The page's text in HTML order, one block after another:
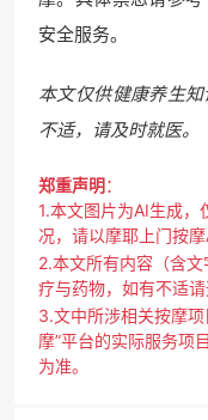
安全服务。
本文仅供健康养生
不适，请及时就医。
郑重声明：
1.本文图片为AI生成
况，请以摩耶上门按摩
2.本文所有内容（含
疗与药物，如有不适请
3.文中所涉相关按摩
摩”平台的实际服务项
为准。